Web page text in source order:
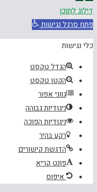
העמוד
דילוג לתוכן
פתח סרגל נגישות
כלי נגישות
הגדל טקסט
הקטן טקסט
גווני אפור
ניגודיות גבוהה
ניגודיות הפוכה
רקע בהיר
הדגשת קישורים
פונט קריא
איפוס